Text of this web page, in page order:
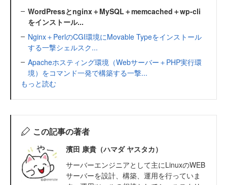
WordPressとnginx＋MySQL＋memcached＋wp-cli
をインストール...
Nginx＋PerlのCGI環境にMovable Typeをインストール
する一撃シェルスク...
Apacheホスティング環境（Webサーバー＋PHP実行環
境）をコマンド一発で構築する一撃...
もっと読む
この記事の著者
濱田 康貴（ハマダ ヤスタカ）
サーバーエンジニアとして主にLinuxのWEB
サーバーを設計、構築、運用を行っていま